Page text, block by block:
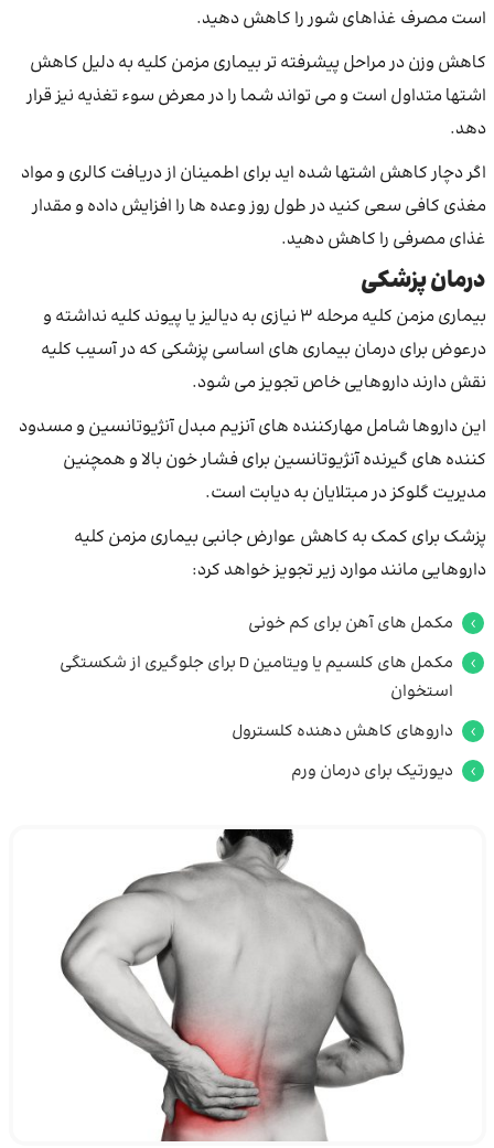
است مصرف غذاهای شور را کاهش دهید.
کاهش وزن در مراحل پیشرفته تر بیماری مزمن کلیه به دلیل کاهش
اشتها متداول است و می تواند شما را در معرض سوء تغذیه نیز قرار
دهد.
اگر دچار کاهش اشتها شده اید برای اطمینان از دریافت کالری و مواد
مغذی کافی سعی کنید در طول روز وعده ها را افزایش داده و مقدار
غذای مصرفی را کاهش دهید.
درمان پزشکی
بیماری مزمن کلیه مرحله 3 نیازی به دیالیز یا پیوند کلیه نداشته و
درعوض برای درمان بیماری های اساسی پزشکی که در آسیب کلیه
نقش دارند داروهایی خاص تجویز می شود.
این داروها شامل مهارکننده های آنزیم مبدل آنژیوتانسین و مسدود
کننده های گیرنده آنژیوتانسین برای فشار خون بالا و همچنین
مدیریت گلوکز در مبتلایان به دیابت است.
پزشک برای کمک به کاهش عوارض جانبی بیماری مزمن کلیه
داروهایی مانند موارد زیر تجویز خواهد کرد:
مکمل های آهن برای کم خونی
مکمل های کلسیم یا ویتامین D برای جلوگیری از شکستگی
استخوان
داروهای کاهش دهنده کلسترول
دیورتیک برای درمان ورم